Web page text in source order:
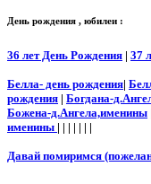
День рождения , юбилеи :
36 лет День Рождения | 37
Белла- день рождения|
рождения | Богдана-
Божена-д.Ангела,именины
именины | | | | | | |
Давай помиримся